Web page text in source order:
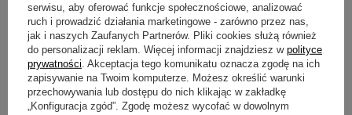
Sadzonka sprzedawana jest w doniczce C2 o pojemności 2
litrów.
Stanowisko
słoneczne
Termin sadzenia
wiosna jesień wrzesień październik marzec kwiecień maj
Zastosowanie
serwisu, aby oferować funkcje społecznościowe, analizować
ruch i prowadzić działania marketingowe - zarówno przez nas,
jak i naszych Zaufanych Partnerów. Pliki cookies służą również
do personalizacji reklam. Więcej informacji znajdziesz w polityce
prywatności . Akceptacja tego komunikatu oznacza zgodę na ich
zapisywanie na Twoim komputerze. Możesz określić warunki
przechowywania lub dostępu do nich klikając w zakładkę
„Konfiguracja zgód”. Zgodę możesz wycofać w dowolnym